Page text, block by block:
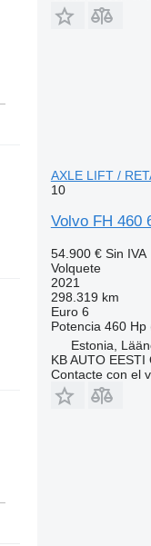
AXLE LIFT /
10
Volvo FH 460
54.900 € Sin IVA
Volquete
2021
298.319 km
Euro 6
Potencia 460 Hp
Estonia,
KB AUTO EESTI
Contacte con el